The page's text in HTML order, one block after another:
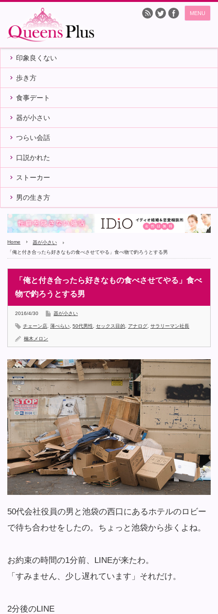
MENU
印象良くない
歩き方
食事デート
器が小さい
つらい会話
口説かれた
ストーカー
男の生き方
Home
器が小さい
「俺と付き合ったら好きなもの食べさせてやる」食べ物で釣ろうとする男
「俺と付き合ったら好きなもの食べさせてやる」食べ
物で釣ろうとする男
2016/4/30 器が小さい
チェーン店 薄ぺらい 50代男性 セックス目的 アナログ サラリーマン社長
楠木メロン
50代会社役員の男と池袋の西口にあるホテルのロビー
で待ち合わせをしたの。ちょっと池袋から歩くよね。
お約束の時間の1分前、LINEが来たわ。
「すみません、少し遅れています」それだけ。
2分後のLINE